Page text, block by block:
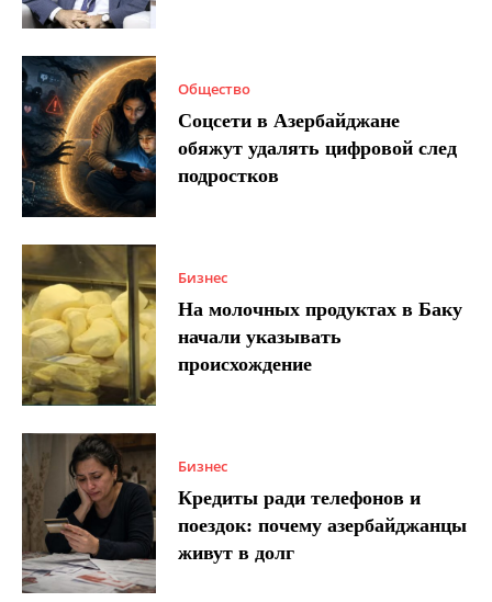
Общество
Соцсети в Азербайджане
обяжут удалять цифровой след
подростков
Бизнес
На молочных продуктах в Баку
начали указывать
происхождение
Бизнес
Кредиты ради телефонов и
поездок: почему азербайджанцы
живут в долг